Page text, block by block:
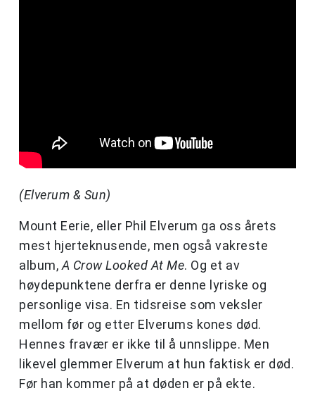
(Elverum & Sun)
Mount Eerie, eller Phil Elverum ga oss årets
mest hjerteknusende, men også vakreste
album, A Crow Looked At Me. Og et av
høydepunktene derfra er denne lyriske og
personlige visa. En tidsreise som veksler
mellom før og etter Elverums kones død.
Hennes fravær er ikke til å unnslippe. Men
likevel glemmer Elverum at hun faktisk er død.
Før han kommer på at døden er på ekte.